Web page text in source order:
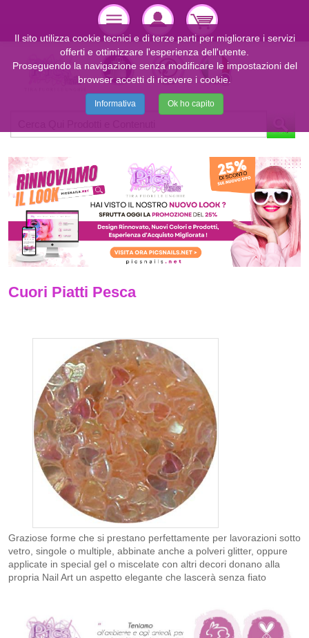
Cuori Piatti Pesca
Graziose forme che si prestano perfettamente per lavorazioni sotto
vetro, singole o multiple, abbinate anche a polveri glitter, oppure
applicate in special gel o miscelate con altri decori donano alla
propria Nail Art un aspetto elegante che lascerà senza fiato
Il sito utilizza cookie tecnici e di terze parti per migliorare i servizi
offerti e ottimizzare l'esperienza dell'utente.
Proseguendo la navigazione senza modificare le impostazioni del
browser accetti di ricevere i cookie.
Informativa Ok ho capito